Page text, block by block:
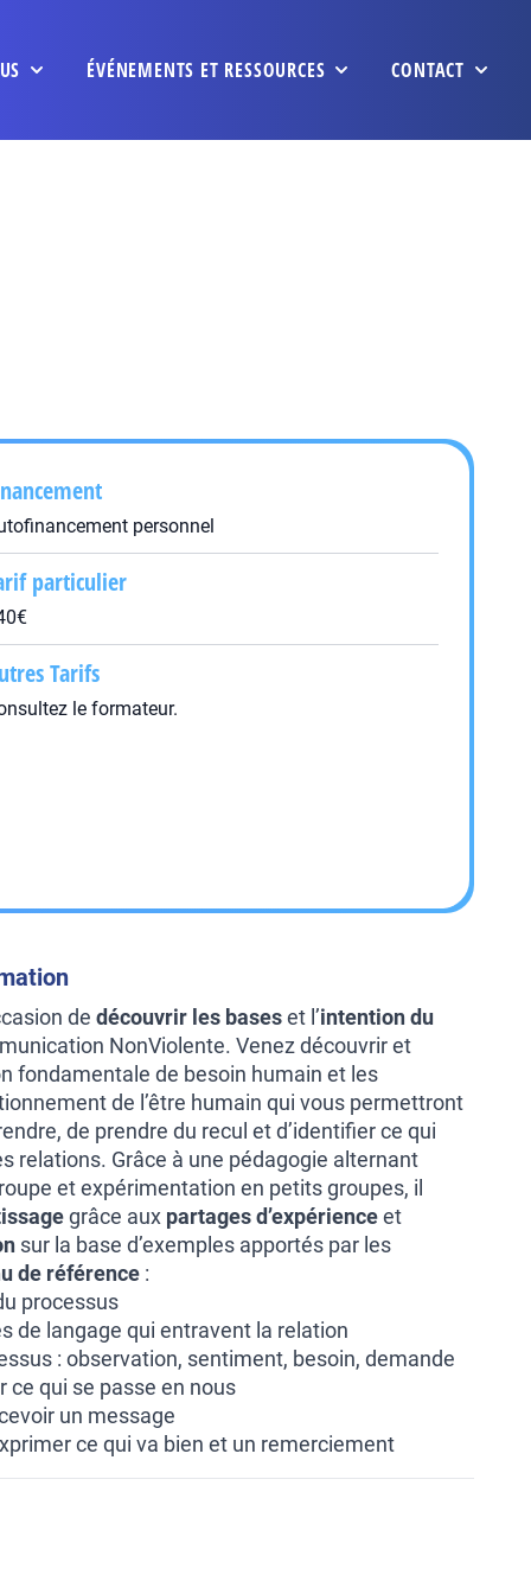
ÉVÉNEMENTS ET RESSOURCES CONTACT
personnel
particulier
Tarifs
le formateur.
de découvrir les baseset l’intention du
NonViolente. Venez découvrir et
fondamentale de besoin humain et les
de l’être humain qui vous permettront
de prendre du recul et d’identifier ce qui
relations. Grâce à une pédagogie alternant
et expérimentation en petits groupes, il
grâce aux partages d’expérienceet
sur la base d’exemples apportés par les
de référence :
processus
de langage qui entravent la relation
: observation, sentiment, besoin, demande
ce qui se passe en nous
un message
ce qui va bien et un remerciement